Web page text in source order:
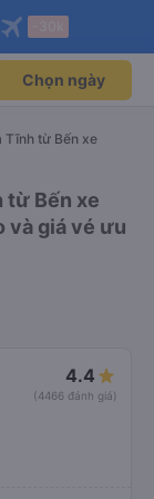
Mở app
Mở app
Chọn ngày
Tĩnh từ Bến xe
từ Bến xe
và giá vé ưu
4.4
(4466 đánh giá)